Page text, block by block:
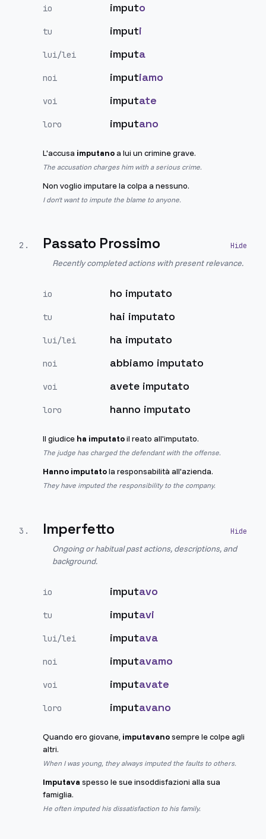
io imputo
tu imputi
lui/lei imputa
noi imputiamo
voi imputate
loro imputano
L'accusa imputanoa lui un crimine grave.
The accusation charges him with a serious crime.
Non voglio imputare la colpa a nessuno.
I don't want to impute the blame to anyone.
2 . Passato Prossimo
Recently completed actions with present relevance.
io ho imputato
tu hai imputato
lui/lei ha imputato
noi abbiamo imputato
voi avete imputato
loro hanno imputato
Il giudice ha imputatoil reato all'imputato.
The judge has charged the defendant with the offense.
Hanno imputatola responsabilità all'azienda.
They have imputed the responsibility to the company.
3 . Imperfetto
Ongoing or habitual past actions, descriptions, and
background.
io imputavo
tu imputavi
lui/lei imputava
noi imputavamo
voi imputavate
loro imputavano
Quando ero giovane, imputavanosempre le colpe agli
altri.
When I was young, they always imputed the faults to others.
Imputava spesso le sue insoddisfazioni alla sua
famiglia.
He often imputed his dissatisfaction to his family.